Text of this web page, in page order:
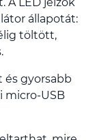
állapotát:
töltött,
gyorsabb
micro-USB